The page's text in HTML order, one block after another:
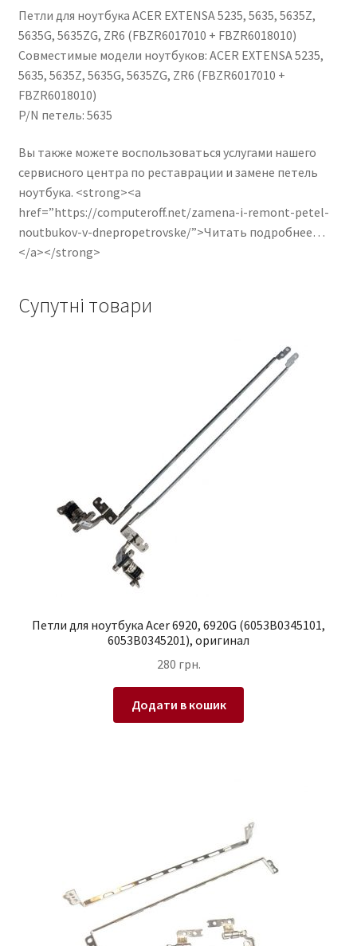
Петли для ноутбука ACER EXTENSA 5235, 5635, 5635Z,
5635G, 5635ZG, ZR6 (FBZR6017010 + FBZR6018010)
Совместимые модели ноутбуков: ACER EXTENSA 5235,
5635, 5635Z, 5635G, 5635ZG, ZR6 (FBZR6017010 +
FBZR6018010)
P/N петель: 5635
Вы также можете воспользоваться услугами нашего
сервисного центра по реставрации и замене петель
ноутбука. <strong><a
href=”https://computeroff.net/zamena-i-remont-petel-
noutbukov-v-dnepropetrovske/”>Читать подробнее…
</a></strong>
Супутні товари
Петли для ноутбука Acer 6920, 6920G (6053B0345101,
6053B0345201), оригинал
280 грн.
Додати в кошик